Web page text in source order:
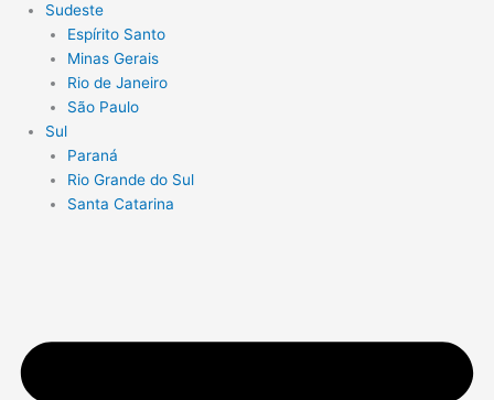
Sudeste
Espírito Santo
Minas Gerais
Rio de Janeiro
São Paulo
Sul
Paraná
Rio Grande do Sul
Santa Catarina